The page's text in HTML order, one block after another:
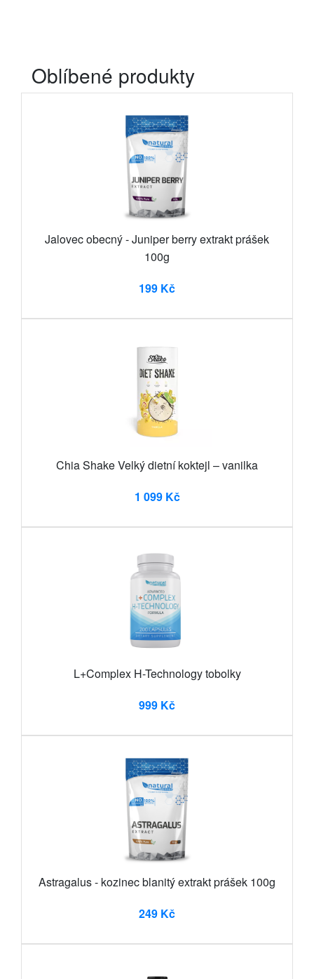
Oblíbené produkty
Jalovec obecný - Juniper berry extrakt prášek
100g
199 Kč
Chia Shake Velký dietní koktejl – vanilka
1 099 Kč
L+Complex H-Technology tobolky
999 Kč
Astragalus - kozinec blanitý extrakt prášek 100g
249 Kč